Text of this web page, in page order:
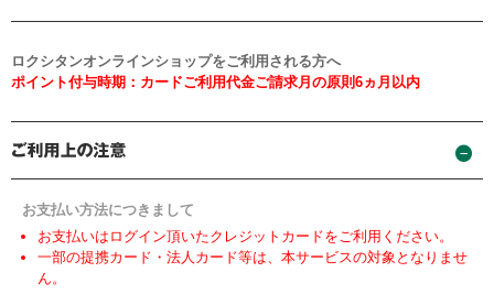
ロクシタンオンラインショップをご利用される方へ
ポイント付与時期：カードご利用代金ご請求月の原則6ヵ月以内
お支払い方法につきまして
お支払いはログイン頂いたクレジットカードをご利用ください。
一部の提携カード・法人カード等は、本サービスの対象となりませ
ん。